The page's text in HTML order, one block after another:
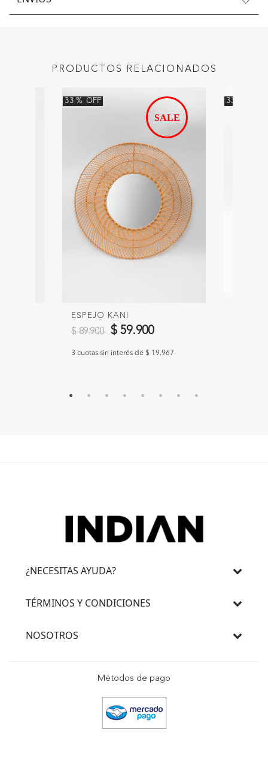
PRODUCTOS RELACIONADOS
33% OFF
ESPEJO KANI
Precio reducido de
$ 89.900 a$ 59.900
3 cuotas sin interés de $ 19.967
33
¿NECESITAS AYUDA?
TÉRMINOS Y CONDICIONES
NOSOTROS
Métodos de pago